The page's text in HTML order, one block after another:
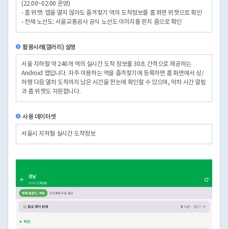
(22:00~02:00 운영)
- 홈 위젯: 앱을 열지 않아도 즐겨찾기 역의 도착정보를 홈 화면 위젯으로 확인
- 전체 노선도: 서울교통공사 공식 노선도 이미지를 핀치 줌으로 확인
활용사례(갤러리) 설명
서울 지하철 약 240개 역의 실시간 도착 정보를 30초 간격으로 제공하는
Android 앱입니다. 자주 이용하는 역을 즐겨찾기에 등록하면 홈 화면에서 상/
하행 다음 열차 도착까지 남은 시간을 한눈에 확인할 수 있으며, 막차 시간 알림
과 홈 위젯도 지원합니다.
사용 데이터셋
서울시 지하철 실시간 도착정보